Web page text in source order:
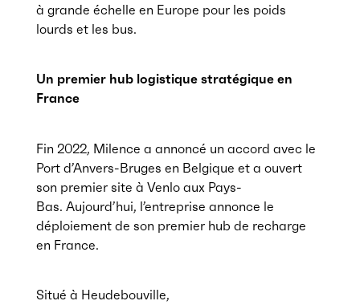
à grande échelle en Europe pour les poids
lourds et les bus.
Un premier hub logistique stratégique en
France
Fin 2022, Milence a annoncé un accord avec le
Port d’Anvers-Bruges en Belgique et a ouvert
son premier site à Venlo aux Pays-
Bas. Aujourd’hui, l’entreprise annonce le
déploiement de son premier hub de recharge
en France.
Situé à Heudebouville,